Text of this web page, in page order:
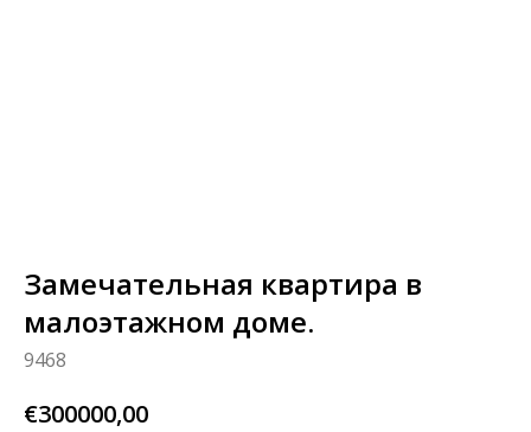
Замечательная квартира в
малоэтажном доме.
9468
€300000,00